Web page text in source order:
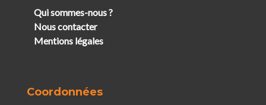
Qui sommes-nous ?
Nous contacter
Mentions légales
Coordonnées